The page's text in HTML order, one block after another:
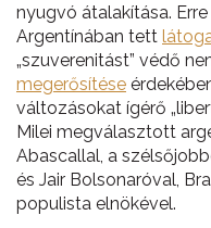
nyugvó átalakítása.
Argentínában tett
„szuverenitást” védő
megerősítése
változásokat ígérő
Milei megválasztott
Abascallal, a
és Jair Bolsonaróval,
populista elnökével.